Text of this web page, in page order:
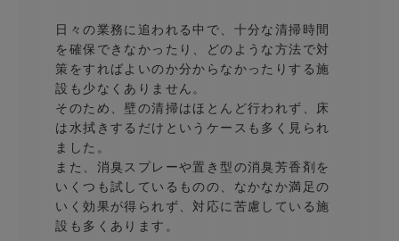
日々の業務に追われる中で、十分な清掃時間
を確保できなかったり、どのような方法で対
策をすればよいのか分からなかったりする施
設も少なくありません 。
そのため、壁の清掃はほとんど行われず、床
は水拭きするだけというケースも多く見られ
ました。
また、消臭スプレーや置き型の消臭芳香剤を
いくつも試しているものの、なかなか満足の
いく効果が得られず、対応に苦慮している施
設も多くあります。